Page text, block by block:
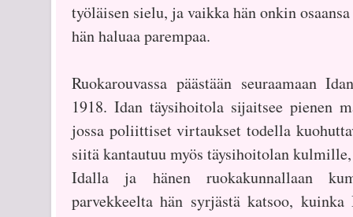
työläisen sielu, ja vaikka hän onkin
hän haluaa parempaa.
Ruokarouvassa päästään seuraamaan
1918. Idan täysihoitola sijaitsee pienen
jossa poliittiset virtaukset todella
siitä kantautuu myös täysihoitolan
Idalla ja hänen ruokakunnallaan
parvekkeelta hän syrjästä katsoo,